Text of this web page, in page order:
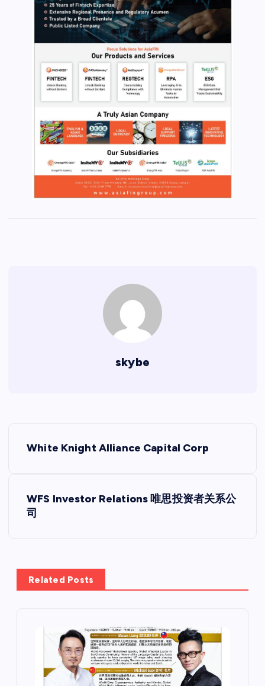
skybe
文
导
航
White Knight Alliance Capital Corp
WFS Investor Relations 唯思投资者关系公
司
Related Posts